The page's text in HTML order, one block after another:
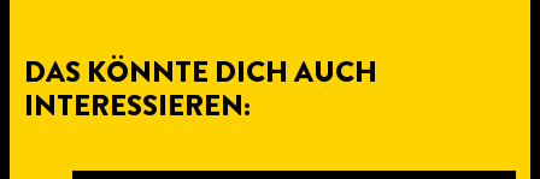
DAS KÖNNTE DICH AUCH
INTERESSIEREN: